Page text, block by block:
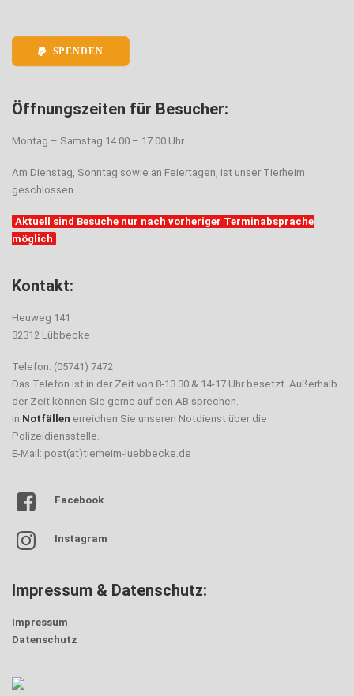
SPENDEN
Öffnungszeiten für Besucher:
Montag – Samstag 14.00 – 17.00 Uhr
Am Dienstag, Sonntag sowie an Feiertagen, ist unser Tierheim
geschlossen.
Aktuell sind Besuche nur nach vorheriger Terminabsprache
möglich
Kontakt:
Heuweg 141
32312 Lübbecke
Telefon: (05741) 7472
Das Telefon ist in der Zeit von 8-13.30 & 14-17 Uhr besetzt. Außerhalb
der Zeit können Sie gerne auf den AB sprechen.
In Notfällen erreichen Sie unseren Notdienst über die
Polizeidiensstelle.
E-Mail: post(at)tierheim-luebbecke.de
Facebook
Instagram
Impressum & Datenschutz:
Impressum
Datenschutz